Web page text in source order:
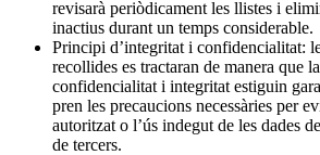
revisarà periòdicament les llistes i
inactius durant un temps considerable.
Principi d’integritat i confidencialitat:
recollides es tractaran de manera que
confidencialitat i integritat estiguin
pren les precaucions necessàries per
autoritzat o l’ús indegut de les dades
de tercers.